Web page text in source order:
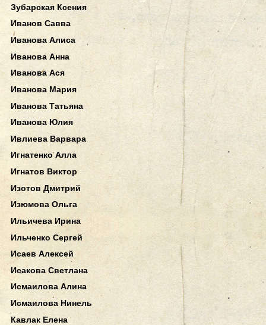
Зубарская Ксения
Иванов Савва
Иванова Алиса
Иванова Анна
Иванова Ася
Иванова Мария
Иванова Татьяна
Иванова Юлия
Ивлиева Варвара
Игнатенко Алла
Игнатов Виктор
Изотов Дмитрий
Изюмова Ольга
Ильичева Ирина
Ильченко Сергей
Исаев Алексей
Исакова Светлана
Исмаилова Алина
Исмаилова Нинель
Кавлак Елена